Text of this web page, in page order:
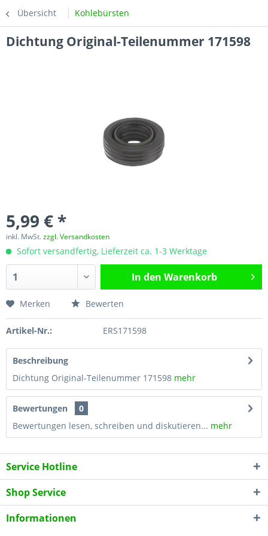
Übersicht Kohlebürsten
Dichtung Original-Teilenummer 171598
5,99 € *
inkl. MwSt.zzgl. Versandkosten
Sofort versandfertig, Lieferzeit ca. 1-3 Werktage
In den Warenkorb
Merken Bewerten
Artikel-Nr.: ERS171598
Beschreibung
Dichtung Original-Teilenummer 171598 mehr
Bewertungen
0
Bewertungen lesen, schreiben und diskutieren... mehr
Service Hotline
Shop Service
Informationen